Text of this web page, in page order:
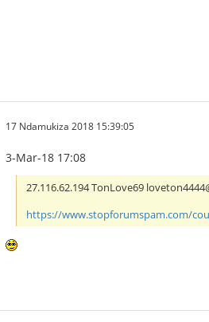
17 Ndamukiza 2018 15:39:05
3-Mar-18 17:08
27.116.62.194 TonLove69
https://www.stopforumspam.com/